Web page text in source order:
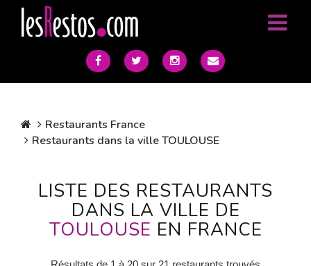
Restaurants France
Restaurants dans la ville TOULOUSE
LISTE DES RESTAURANTS
DANS LA VILLE DE
TOULOUSE EN FRANCE